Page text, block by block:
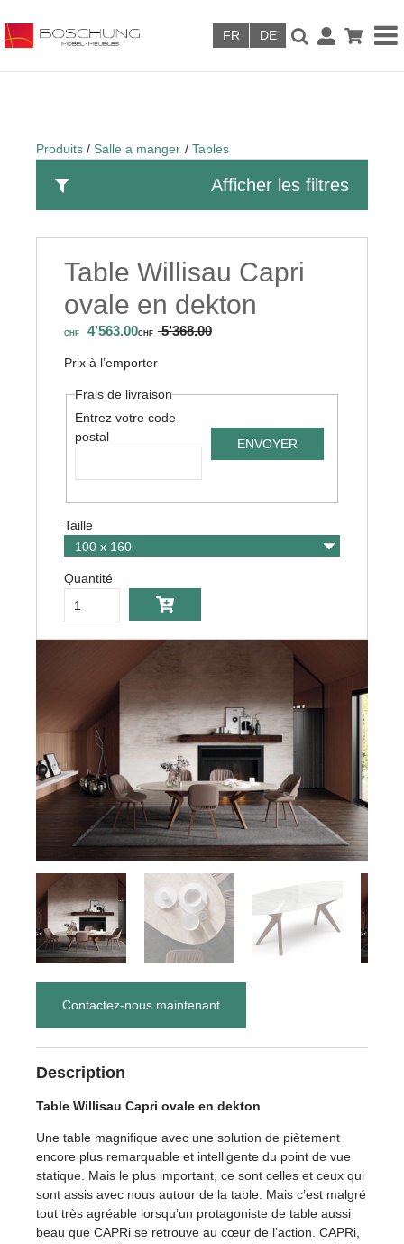
Produits Salle a manger Tables
Afficher les filtres
Table Willisau Capri
ovale en dekton
CHF 4’563.00CHF 5’368.00
Prix à l’emporter
Frais de livraison
Entrez votre code
postal
Taille
Quantité
Contactez-nous maintenant
Description
Table Willisau Capri ovale en dekton
Une table magnifique avec une solution de piètement
encore plus remarquable et intelligente du point de vue
statique. Mais le plus important, ce sont celles et ceux qui
sont assis avec nous autour de la table. Mais c’est malgré
tout très agréable lorsqu’un protagoniste de table aussi
beau que CAPRi se retrouve au cœur de l’action. CAPRi,